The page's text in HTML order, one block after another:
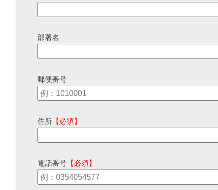
部署名
郵便番号
住所 【必須】
電話番号 【必須】